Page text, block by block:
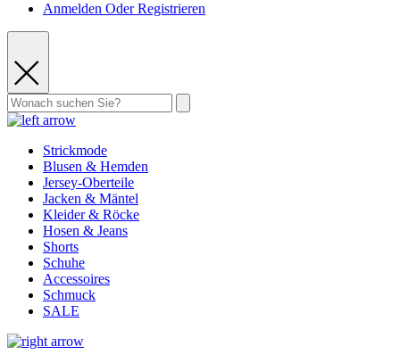
Anmelden Oder Registrieren
Strickmode
Blusen & Hemden
Jersey-Oberteile
Jacken & Mäntel
Kleider & Röcke
Hosen & Jeans
Shorts
Schuhe
Accessoires
Schmuck
SALE